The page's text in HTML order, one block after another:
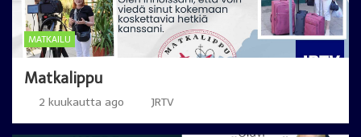
MATKAILU
Matkalippu
2 kuukautta ago JRTV